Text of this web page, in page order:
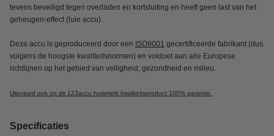
tevens beveiligd tegen overladen en kortsluiting en heeft geen last van het
geheugen-effect (luie accu).
Deze accu is geproduceerd door een ISO9001 gecertificeerde fabrikant (dus
volgens de hoogste kwaliteitsnormen) en voldoet aan alle Europese
richtlijnen op het gebied van veiligheid, gezondheid en milieu.
Uiteraard ook op dit 123accu huismerk kwaliteitsproduct 100% garantie.
Specificaties